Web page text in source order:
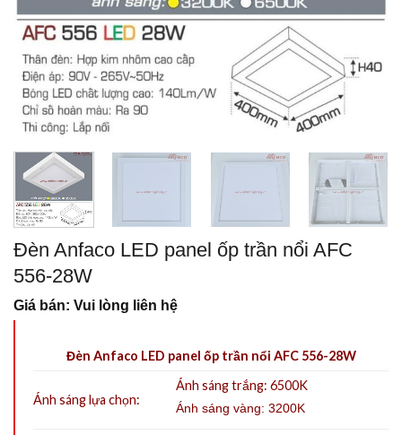
Đèn Anfaco LED panel ốp trần nổi AFC
556-28W
Giá bán: Vui lòng liên hệ
Đèn Anfaco LED panel ốp trần nổi AFC 556-28W
Ánh sáng lựa chọn:
Ánh sáng trắng: 6500K
Ánh sáng vàng: 3200K